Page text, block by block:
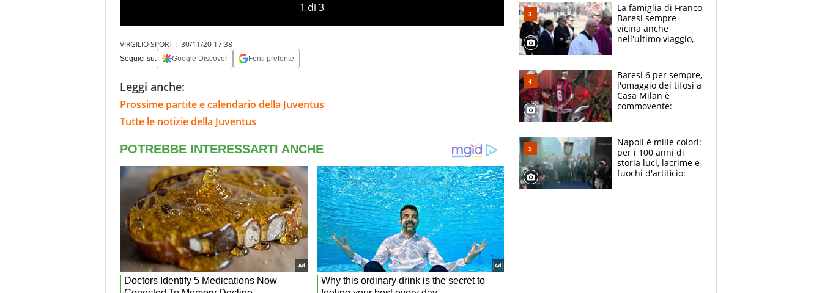
1 di 3
VIRGILIO SPORT | 30/11/20 17:38
Seguici su: Google Discover Fonti preferite
Leggi anche:
Prossime partite e calendario della Juventus
Tutte le notizie della Juventus
La famiglia di Franco
Baresi sempre
vicina anche
nell'ultimo viaggio,
circondati
dall'affetto dei tifosi
Baresi 6 per sempre,
l'omaggio dei tifosi a
Casa Milan è
commovente:
bigliettini
Napoli è mille colori:
per i 100 anni di
storia luci, lacrime e
fuochi d'artificio: De